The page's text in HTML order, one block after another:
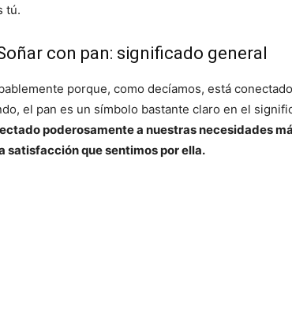
tú.
con pan: significado general
porque, como decíamos, está
el pan es un símbolo bastante claro en el
poderosamente a nuestras necesidades
satisfacción que sentimos por ella.